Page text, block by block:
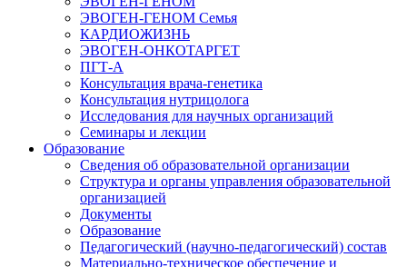
ЭВОГЕН-ГЕНОМ Семья
КАРДИОЖИЗНЬ
ЭВОГЕН-ОНКОТАРГЕТ
ПГТ-А
Консультация врача-генетика
Консультация нутрицолога
Исследования для научных организаций
Семинары и лекции
Образование
Сведения об образовательной организации
Структура и органы управления образовательной
организацией
Документы
Образование
Педагогический (научно-педагогический) состав
Материально-техническое обеспечение и